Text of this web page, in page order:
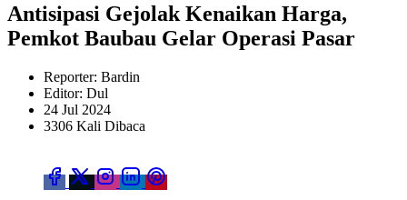
Antisipasi Gejolak Kenaikan Harga,
Pemkot Baubau Gelar Operasi Pasar
Reporter: Bardin
Editor: Dul
24 Jul 2024
3306 Kali Dibaca